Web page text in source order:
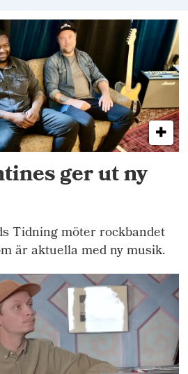
ger ut ny
Tidning möter rockbandet
är aktuella med ny musik.